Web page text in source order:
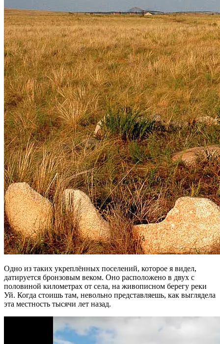
Одно из таких укреплённых поселений, которое я видел,
датируется бронзовым веком. Оно расположено в двух с
половиной километрах от села, на живописном берегу реки
Уй. Когда стоишь там, невольно представляешь, как выглядела
эта местность тысячи лет назад.